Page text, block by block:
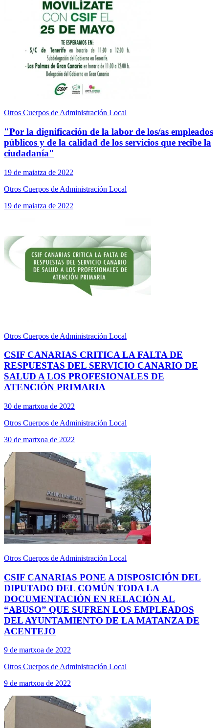
Otros Cuerpos de Administración Local
"Por la dignificación de la labor de los/as empleados
públicos y de la calidad de los servicios que recibe la
ciudadanía"
19 de maiatza de 2022
Otros Cuerpos de Administración Local
19 de maiatza de 2022
Otros Cuerpos de Administración Local
CSIF CANARIAS CRITICA LA FALTA DE
RESPUESTAS DEL SERVICIO CANARIO DE
SALUD A LOS PROFESIONALES DE
ATENCIÓN PRIMARIA
30 de martxoa de 2022
Otros Cuerpos de Administración Local
30 de martxoa de 2022
Otros Cuerpos de Administración Local
CSIF CANARIAS PONE A DISPOSICIÓN DEL
DIPUTADO DEL COMÚN TODA LA
DOCUMENTACIÓN EN RELACIÓN AL
“ABUSO” QUE SUFREN LOS EMPLEADOS
DEL AYUNTAMIENTO DE LA MATANZA DE
ACENTEJO
9 de martxoa de 2022
Otros Cuerpos de Administración Local
9 de martxoa de 2022